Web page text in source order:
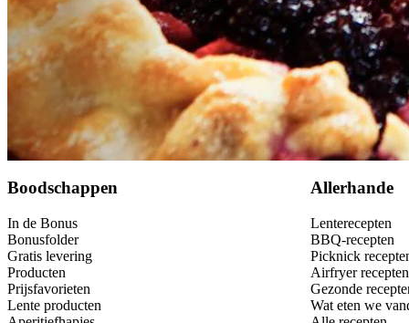
Boodschappen
In de Bonus
Bonusfolder
Gratis levering
Producten
Prijsfavorieten
Lente producten
Allerhande
Lenterecepten
BBQ-recepten
Picknick
Airfryer recepten
Gezonde
Wat eten we